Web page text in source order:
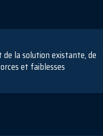
de la solution existante, de
et faiblesses